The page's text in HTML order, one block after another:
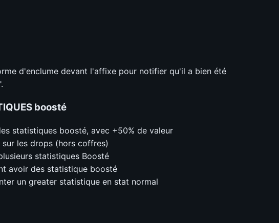
d'enclume devant l'affixe pour notifier qu'il a bien été
boosté
statistiques boosté, avec +50% de valeur
les drops (hors coffres)
statistiques Boosté
avoir des statistique boosté
un greater statistique en stat normal